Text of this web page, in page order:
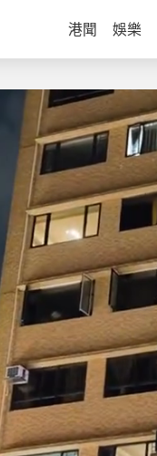
港聞 娛樂